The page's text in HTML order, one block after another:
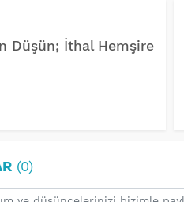
Düşün; İthal Hemşire
(0)